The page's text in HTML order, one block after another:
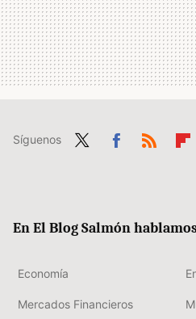
Síguenos
En El Blog Salmón
Economía
Mercados Financieros